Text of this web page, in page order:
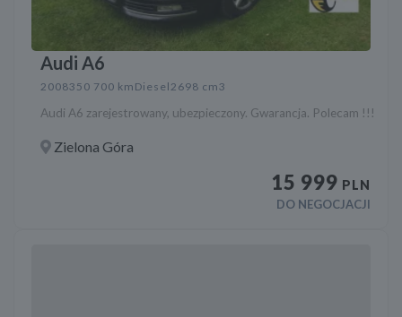
Audi A6
2008350 700 km Diesel2698 cm3
Audi A6 zarejestrowany, ubezpieczony. Gwarancja. Polecam !!!
Zielona Góra
15 999 PLN
DO NEGOCJACJI